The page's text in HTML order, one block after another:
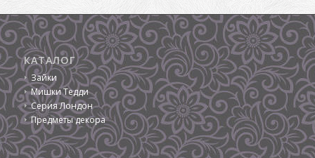
КАТАЛОГ
Зайки
Мишки Тедди
Серия Лондон
Предметы декора